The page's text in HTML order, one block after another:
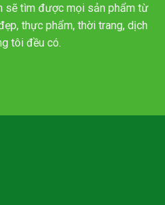
sẽ tìm được mọi sản phẩm từ
thực phẩm, thời trang, dịch
tôi đều có.